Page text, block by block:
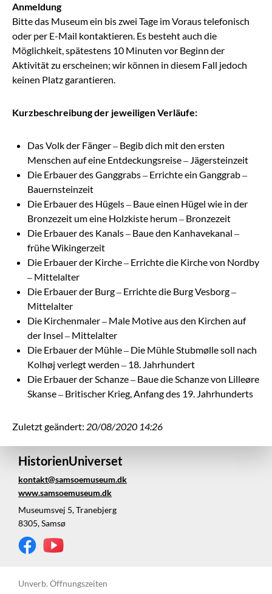
Anmeldung
Bitte das Museum ein bis zwei Tage im Voraus telefonisch
oder per E-Mail kontaktieren. Es besteht auch die
Möglichkeit, spätestens 10 Minuten vor Beginn der
Aktivität zu erscheinen; wir können in diesem Fall jedoch
keinen Platz garantieren.
Kurzbeschreibung der jeweiligen Verläufe:
Das Volk der Fänger – Begib dich mit den ersten
Menschen auf eine Entdeckungsreise – Jägersteinzeit
Die Erbauer des Ganggrabs – Errichte ein Ganggrab –
Bauernsteinzeit
Die Erbauer des Hügels – Baue einen Hügel wie in der
Bronzezeit um eine Holzkiste herum – Bronzezeit
Die Erbauer des Kanals – Baue den Kanhavekanal –
frühe Wikingerzeit
Die Erbauer der Kirche – Errichte die Kirche von Nordby
– Mittelalter
Die Erbauer der Burg – Errichte die Burg Vesborg –
Mittelalter
Die Kirchenmaler – Male Motive aus den Kirchen auf
der Insel – Mittelalter
Die Erbauer der Mühle – Die Mühle Stubmølle soll nach
Kolhøj verlegt werden – 18. Jahrhundert
Die Erbauer der Schanze – Baue die Schanze von Lilleøre
Skanse – Britischer Krieg, Anfang des 19. Jahrhunderts
Zuletzt geändert: 20/08/2020 14:26
HistorienUniverset
kontakt@samsoemuseum.dk
www.samsoemuseum.dk
Museumsvej 5, Tranebjerg
8305, Samsø
Unverb. Öffnungszeiten